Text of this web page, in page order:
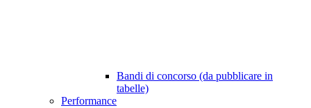
Bandi di concorso (da pubblicare in
tabelle)
Performance